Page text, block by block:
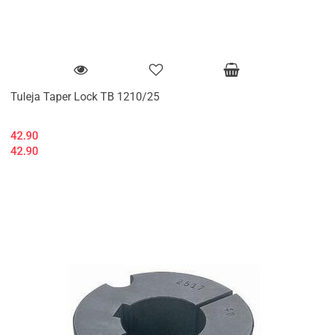
Tuleja Taper Lock TB 1210/25
42.90
42.90